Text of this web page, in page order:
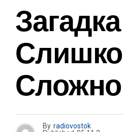
By radiovostok